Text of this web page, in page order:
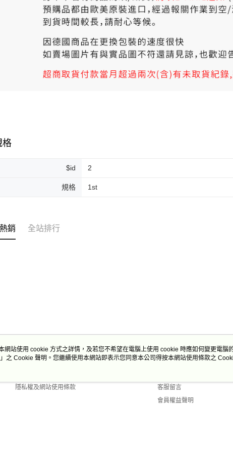
格
$id 2
規格 1st
銷 全站排行
關於我們
隱私權及網站使用條款
客服資訊
客服留言
會員權益聲明
網站使用 cookie 方式之詳情，及若您不希望在電腦上使用 cookie 時應如何變更電腦
」之 Cookie 聲明。您繼續使用本網站即表示您同意本公司得按本網站使用條款之